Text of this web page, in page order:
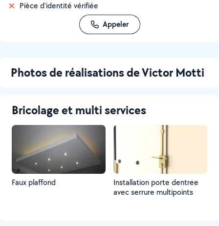
Pièce d'identité vérifiée
Appeler
Photos de réalisations de Victor Motti
Bricolage et multi services
Faux plaffond
Installation porte dentree
avec serrure multipoints